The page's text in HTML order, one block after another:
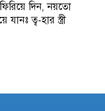
দিন, নয়তো
ত্ব-হার স্ত্রী